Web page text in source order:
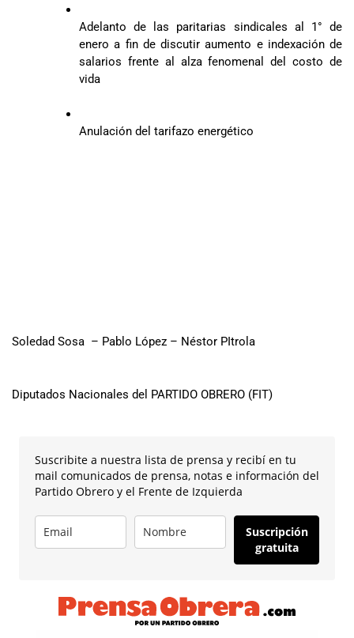
Adelanto de las paritarias sindicales al 1° de
enero a fin de discutir aumento e indexación de
salarios frente al alza fenomenal del costo de
vida
Anulación del tarifazo energético
Soledad Sosa – Pablo López – Néstor PItrola
Diputados Nacionales del PARTIDO OBRERO (FIT)
Suscribite a nuestra lista de prensa y recibí en tu
mail comunicados de prensa, notas e información del
Partido Obrero y el Frente de Izquierda
Suscripción
gratuita